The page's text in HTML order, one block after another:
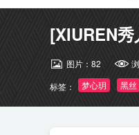
[XIUREN
图片： 82
标签：
梦心玥 黑丝